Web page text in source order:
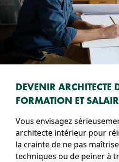
DEVENIR ARCHITECTE
FORMATION ET
Vous envisagez
architecte intérieur pour
la crainte de ne pas
techniques ou de peiner à